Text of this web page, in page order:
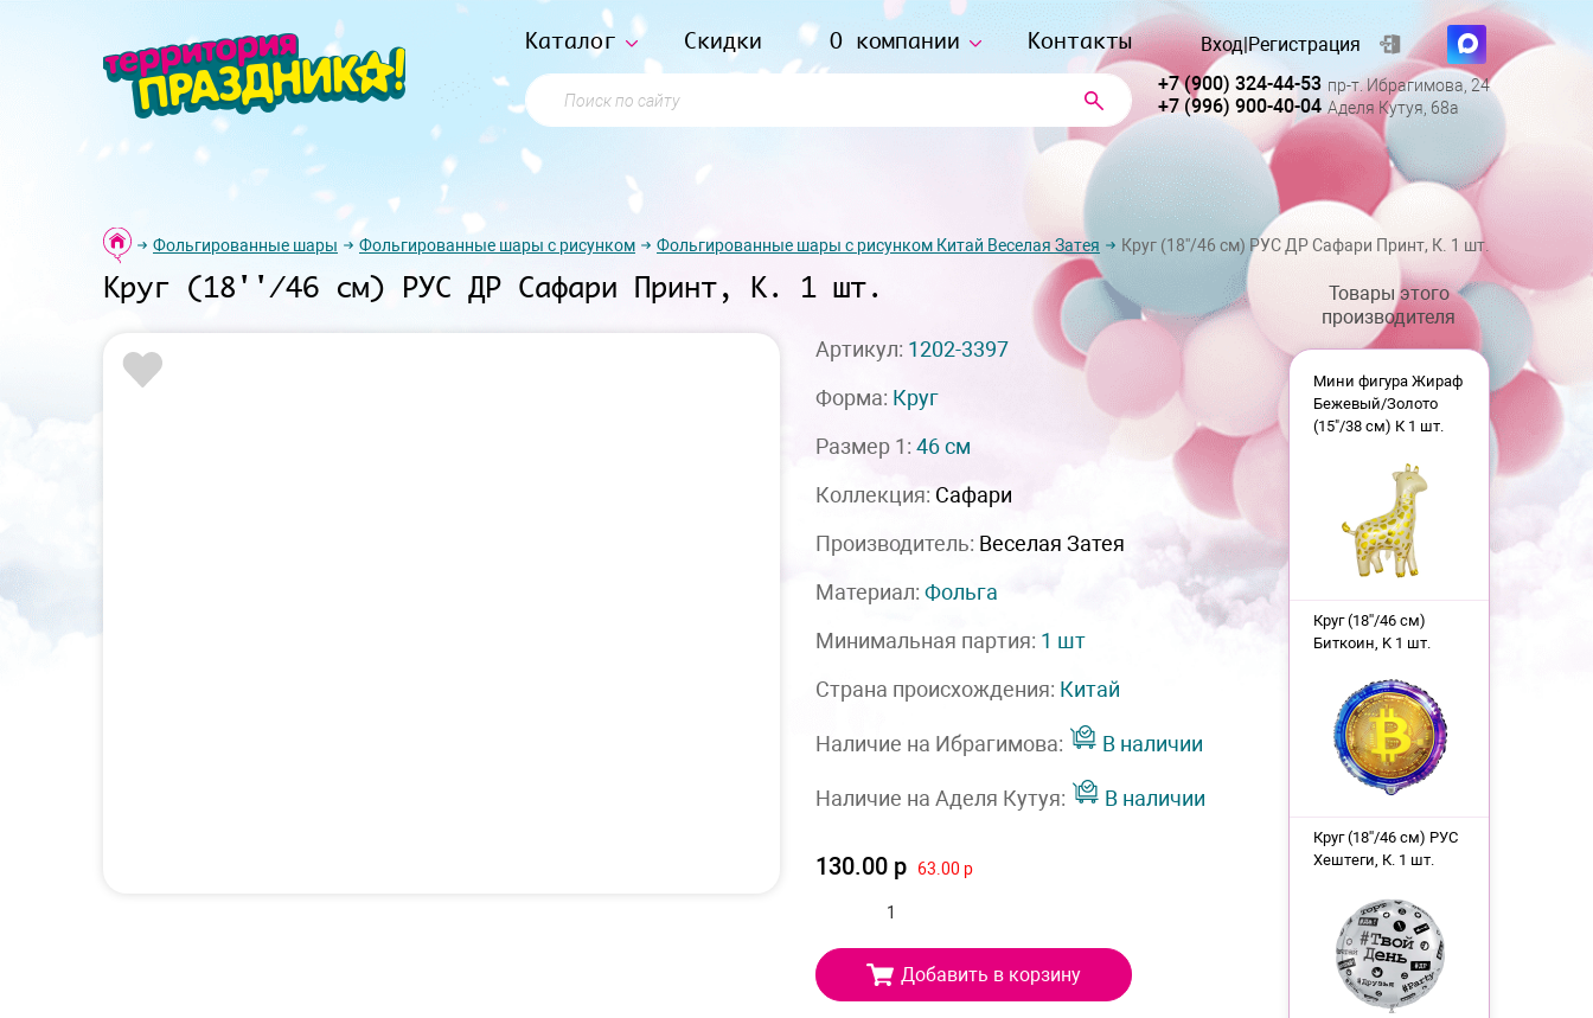
Каталог Скидки О компании Контакты
Поиск по сайту
Вход|Регистрация
+7 (900) 324-44-53 пр-т. Ибрагимова, 24
+7 (996) 900-40-04 Аделя Кутуя, 68а
Фольгированные шары Фольгированные шары с рисунком Фольгированные шары с рисунком Китай Веселая Затея Круг (18''/46 см) РУС ДР Сафари Принт, К. 1 шт.
Круг (18''/46 см) РУС ДР Сафари Принт, К. 1 шт.
Артикул: 1202-3397
Форма: Круг
Размер 1: 46 см
Коллекция: Сафари
Производитель: Веселая Затея
Материал: Фольга
Минимальная партия: 1 шт
Страна происхождения: Китай
Наличие на Ибрагимова: В наличии
Наличие на Аделя Кутуя: В наличии
130.00 р 63.00 р
Добавить в корзину
Товары этого
производителя
Мини фигура Жираф
Бежевый/Золото
(15"/38 см) К 1 шт.
Круг (18''/46 см)
Биткоин, K 1 шт.
Круг (18''/46 см) РУС
Хештеги, К. 1 шт.